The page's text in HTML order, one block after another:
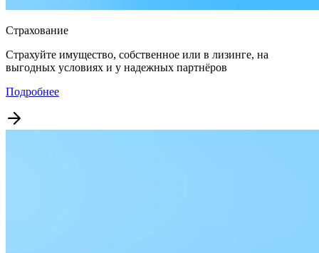
Страхование
Страхуйте имущество, собственное или в лизинге, на
выгодных условиях и у надежных партнёров
Подробнее